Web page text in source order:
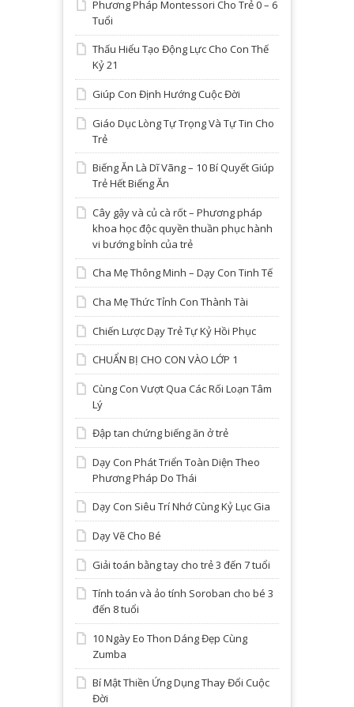
Phương Pháp Montessori Cho Trẻ 0 – 6
Tuổi
Thấu Hiểu Tạo Động Lực Cho Con Thế
Kỷ 21
Giúp Con Định Hướng Cuộc Đời
Giáo Dục Lòng Tự Trọng Và Tự Tin Cho
Trẻ
Biếng Ăn Là Dĩ Vãng – 10 Bí Quyết Giúp
Trẻ Hết Biếng Ăn
Cây gậy và củ cà rốt – Phương pháp
khoa học độc quyền thuần phục hành
vi bướng bỉnh của trẻ
Cha Mẹ Thông Minh – Dạy Con Tinh Tế
Cha Mẹ Thức Tỉnh Con Thành Tài
Chiến Lược Dạy Trẻ Tự Kỷ Hồi Phục
CHUẨN BỊ CHO CON VÀO LỚP 1
Cùng Con Vượt Qua Các Rối Loạn Tâm
Lý
Đập tan chứng biếng ăn ở trẻ
Dạy Con Phát Triển Toàn Diện Theo
Phương Pháp Do Thái
Dạy Con Siêu Trí Nhớ Cùng Kỷ Lục Gia
Dạy Vẽ Cho Bé
Giải toán bằng tay cho trẻ 3 đến 7 tuổi
Tính toán và ảo tính Soroban cho bé 3
đến 8 tuổi
10 Ngày Eo Thon Dáng Đẹp Cùng
Zumba
Bí Mật Thiền Ứng Dụng Thay Đổi Cuộc
Đời